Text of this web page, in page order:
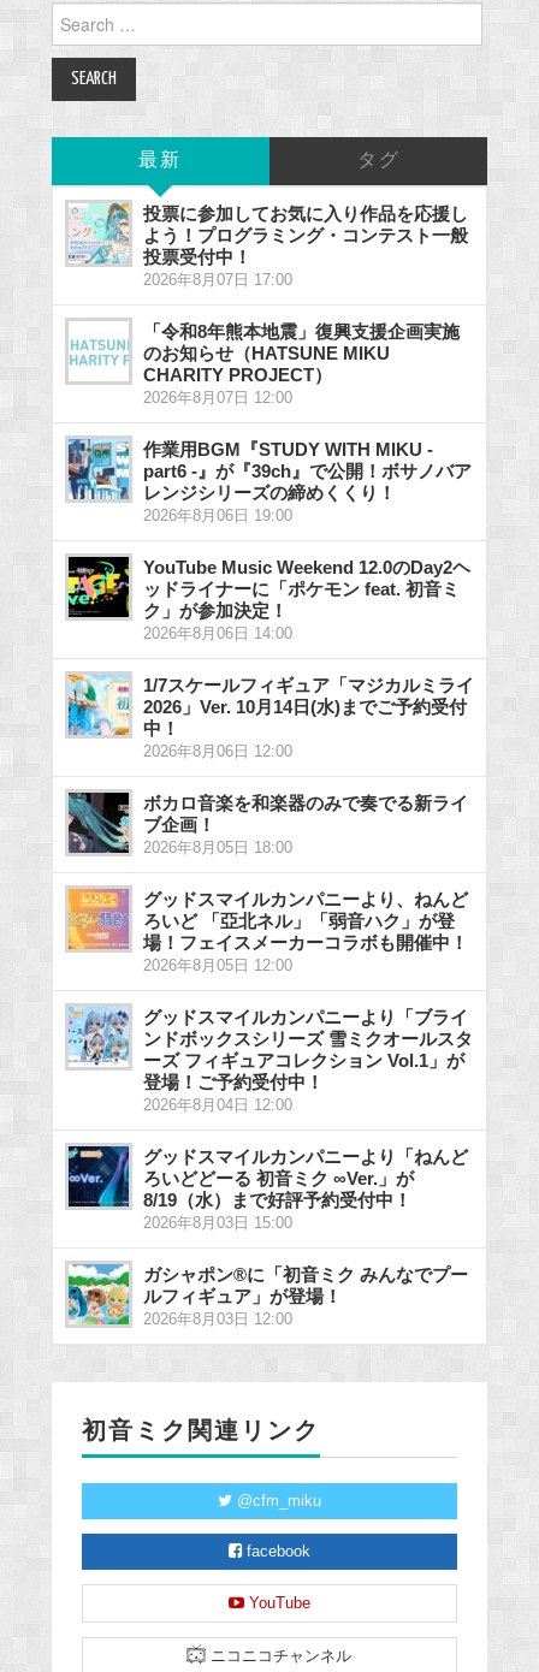
for:
最新 タグ
投票に参加してお気に入り作品を応援し
よう！プログラミング・コンテスト一般
投票受付中！
2026年8月07日 17:00
「令和8年熊本地震」復興支援企画実施
のお知らせ（HATSUNE MIKU
CHARITY PROJECT）
2026年8月07日 12:00
作業用BGM『STUDY WITH MIKU -
part6 -』が『39ch』で公開！ボサノバア
レンジシリーズの締めくくり！
2026年8月06日 19:00
YouTube Music Weekend 12.0のDay2ヘ
ッドライナーに「ポケモン feat. 初音ミ
ク」が参加決定！
2026年8月06日 14:00
1/7スケールフィギュア「マジカルミライ
2026」Ver. 10月14日(水)までご予約受付
中！
2026年8月06日 12:00
ボカロ音楽を和楽器のみで奏でる新ライ
ブ企画！
2026年8月05日 18:00
グッドスマイルカンパニーより、ねんど
ろいど 「亞北ネル」「弱音ハク」が登
場！フェイスメーカーコラボも開催中！
2026年8月05日 12:00
グッドスマイルカンパニーより「ブライ
ンドボックスシリーズ 雪ミクオールスタ
ーズ フィギュアコレクション Vol.1」が
登場！ご予約受付中！
2026年8月04日 12:00
グッドスマイルカンパニーより「ねんど
ろいどどーる 初音ミク ∞Ver.」が
8/19（水）まで好評予約受付中！
2026年8月03日 15:00
ガシャポン®に「初音ミク みんなでプー
ルフィギュア」が登場！
2026年8月03日 12:00
初音ミク関連リンク
@cfm_miku
facebook
YouTube
ニコニコチャンネル